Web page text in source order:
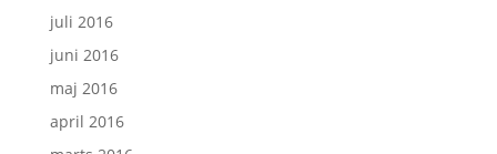
juli 2016
juni 2016
maj 2016
april 2016